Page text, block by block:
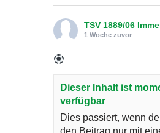
TSV 1889/06
1 Woche zuvor
Dieser Inhalt ist
verfügbar
Dies passiert, wenn
den Beitrag nur mit